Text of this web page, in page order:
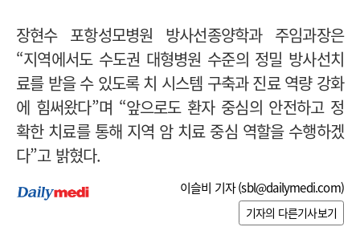
장현수 포항성모병원 방사선종양학과 주임과장은
“지역에서도 수도권 대형병원 수준의 정밀 방사선치
료를 받을 수 있도록 치 시스템 구축과 진료 역량 강화
에 힘써왔다”며 “앞으로도 환자 중심의 안전하고 정
확한 치료를 통해 지역 암 치료 중심 역할을 수행하겠
다”고 밝혔다.
이슬비 기자 (sbl@dailymedi.com)
기자의 다른기사보기